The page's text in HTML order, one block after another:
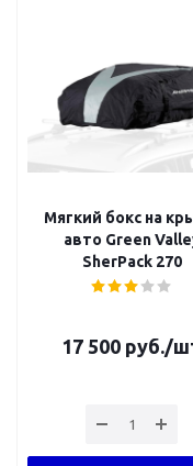
Мягкий бокс на
авто Green
SherPack 270
17 500 руб./